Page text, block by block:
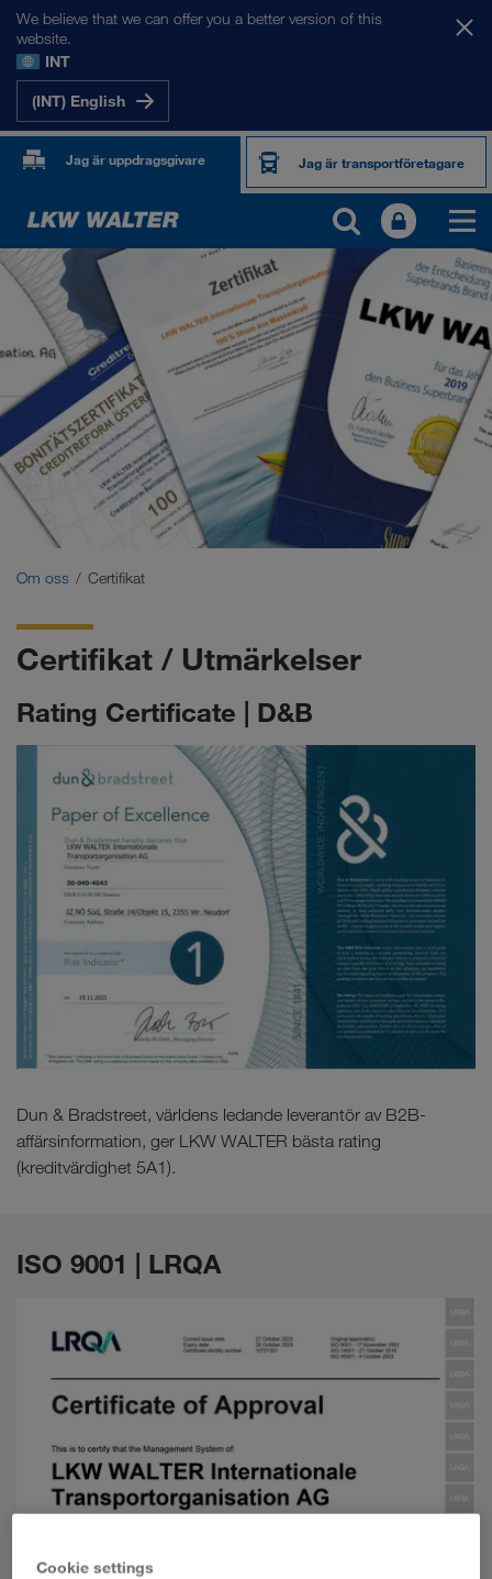
We believe that we can offer you a better version of this
website.
INT
(INT) English
Jag är uppdragsgivare Jag är transportföretagare
OM OSS
Företagsinformation
SHEQ-management
Socialt ansvar
Certifikat
Compliance
WALTER GROUP
Jobb och karriär
Om oss Certifikat
Certifikat / Utmärkelser
Rating Certificate | D&B
Dun & Bradstreet, världens ledande leverantör av B2B-
affärsinformation, ger LKW WALTER bästa rating
(kreditvärdighet 5A1).
ISO 9001 | LRQA
Cookie settings